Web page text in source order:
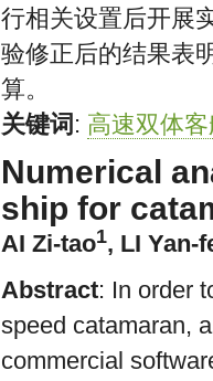
行相关设置后开展
验修正后的结果表
算。
关键词 : 高速双体
Numerical
ship for
AI Zi-tao1, LI Yan-
Abstract: In order
speed catamaran,
commercial